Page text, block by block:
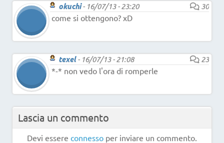
okuchi- 16/07/13 - 23:20
30
come si ottengono? xD
texel- 16/07/13 - 21:08
23
*-* non vedo l'ora di romperle
Lascia un commento
Devi essere connesso per inviare un commento.